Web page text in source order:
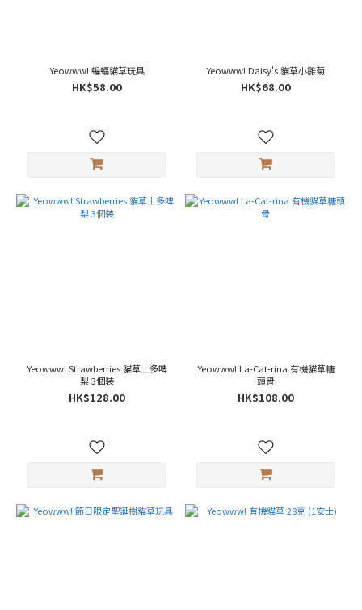
Yeowww! 蝙蝠貓草玩具
HK$58.00
Yeowww! Daisy's 貓草小雛菊
HK$68.00
Yeowww! Strawberries 貓草士多啤
梨 3個裝
HK$128.00
Yeowww! La-Cat-rina 有機貓草糖
頭骨
HK$108.00